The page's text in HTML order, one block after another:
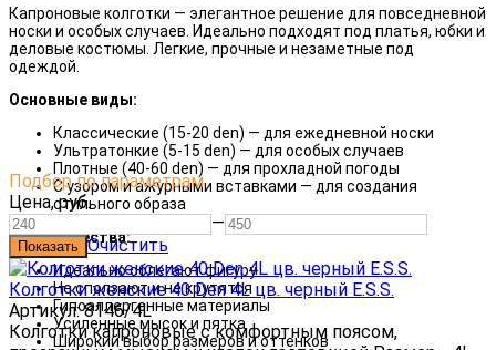
Капроновые колготки — элегантное решение для повседневной
носки и особых случаев. Идеально подходят под платья, юбки и
деловые костюмы. Легкие, прочные и незаметные под
одеждой.
Основные виды:
Классические (15-20 den) — для ежедневной носки
Ультратонкие (5-15 den) — для особых случаев
Плотные (40-60 den) — для прохладной погоды
С узором и ажурными вставками — для создания
стильного образа
Преимущества:
Идеально облегают фигуру
Не сползают и не крутятся
Гипоаллергенные материалы
Усиленные мысок и пятка
Широкий выбор размеров и оттенков
Подбор по параметрам
Цена,руб.
—
Очистить
Колготки женские 40 Den 4L цв. черный E.S.S.
Артикул: 8146/4L
Колготки капроновые с комфортным поясом,